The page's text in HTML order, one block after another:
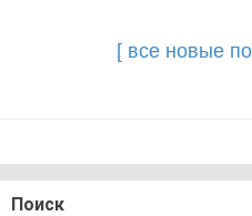
[ все новые
Поиск